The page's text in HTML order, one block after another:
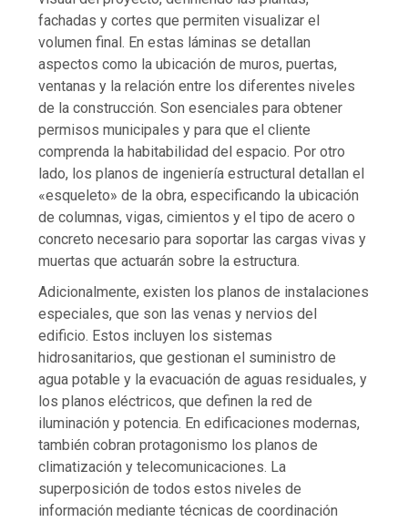
fachadas y cortes que permiten visualizar el
volumen final. En estas láminas se detallan
aspectos como la ubicación de muros, puertas,
ventanas y la relación entre los diferentes niveles
de la construcción. Son esenciales para obtener
permisos municipales y para que el cliente
comprenda la habitabilidad del espacio. Por otro
lado, los planos de ingeniería estructural detallan el
«esqueleto» de la obra, especificando la ubicación
de columnas, vigas, cimientos y el tipo de acero o
concreto necesario para soportar las cargas vivas y
muertas que actuarán sobre la estructura.
Adicionalmente, existen los planos de instalaciones
especiales, que son las venas y nervios del
edificio. Estos incluyen los sistemas
hidrosanitarios, que gestionan el suministro de
agua potable y la evacuación de aguas residuales, y
los planos eléctricos, que definen la red de
iluminación y potencia. En edificaciones modernas,
también cobran protagonismo los planos de
climatización y telecomunicaciones. La
superposición de todos estos niveles de
información mediante técnicas de coordinación